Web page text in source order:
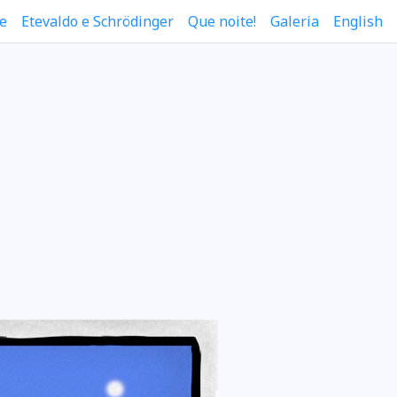
Etevaldo e Schrödinger Que noite! Galeria English